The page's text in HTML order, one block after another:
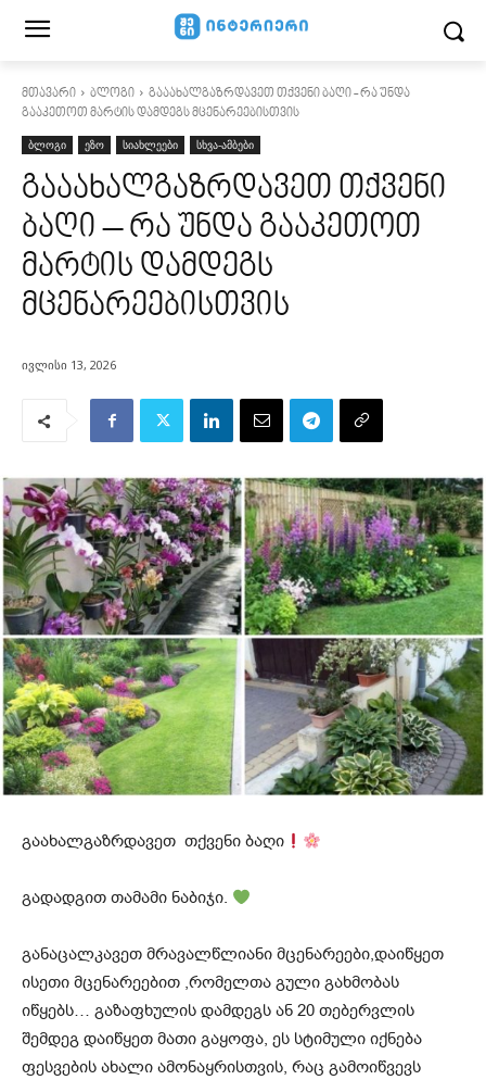
მთავარი ბლოგი
გააახალგაზრდავეთ თქვენი ბაღი - რა უნდა
გააკეთოთ მარტის დამდეგს მცენარეებისთვის
ბლოგი ეზო სიახლეები სხვა-ამბები
გააახალგაზრდავეთ თქვენი
ბაღი – რა უნდა გააკეთოთ
მარტის დამდეგს
მცენარეებისთვის
ივლისი 13, 2026
გაახალგაზრდავეთ თქვენი ბაღი
გადადგით თამამი ნაბიჯი.
განაცალკავეთ მრავალწლიანი მცენარეები,დაიწყეთ
ისეთი მცენარეებით ,რომელთა გული გახმობას
იწყებს… გაზაფხულის დამდეგს ან 20 თებერვლის
შემდეგ დაიწყეთ მათი გაყოფა, ეს სტიმული იქნება
ფესვების ახალი ამონაყრისთვის, რაც გამოიწვევს